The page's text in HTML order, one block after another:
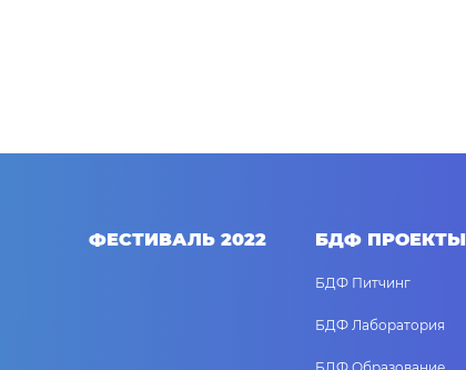
ФЕСТИВАЛЬ 2022 БДФ ПРОЕКТЫ
БДФ Питчинг
БДФ Лаборатория